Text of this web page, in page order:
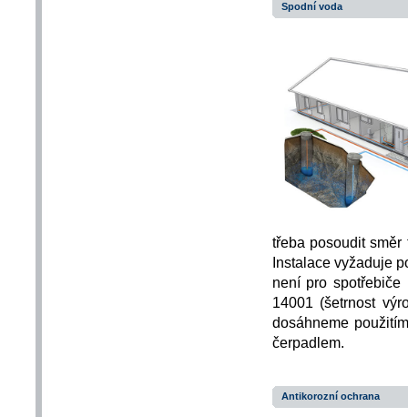
Spodní voda
třeba posoudit směr
Instalace vyžaduje
není pro
14001 (šetrnost
dosáhneme
čerpadlem.
Antikorozní ochrana